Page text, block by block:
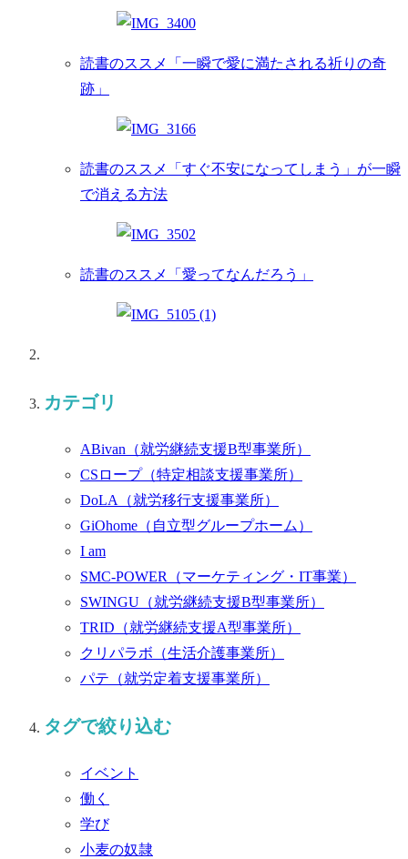
読書のススメ「一瞬で愛に満たされる祈りの奇
跡」
読書のススメ「すぐ不安になってしまう」が一瞬
で消える方法
読書のススメ「愛ってなんだろう」
カテゴリ
ABivan （就労継続支援B型事業所）
CSロープ （特定相談支援事業所）
DoLA （就労移行支援事業所）
GiOhome （自立型グループホーム）
I am
SMC-POWER （マーケティング・IT事業）
SWINGU （就労継続支援B型事業所）
TRID （就労継続支援A型事業所）
クリパラボ （生活介護事業所）
パテ （就労定着支援事業所）
タグで絞り込む
イベント
働く
学び
小麦の奴隷